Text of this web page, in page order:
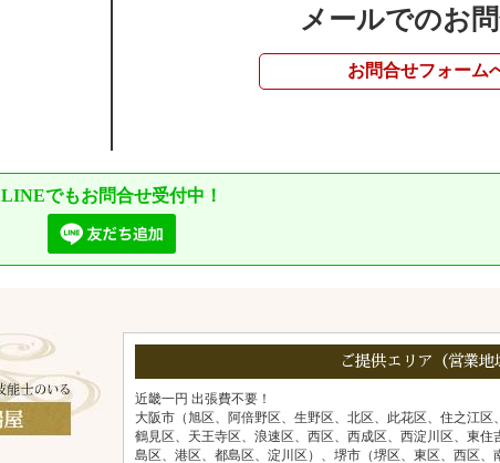
メールでのお
お問合せフォーム
LINEでもお問合せ受付中！
ご提供エリア（営業地
近畿一円 出張費不要！
大阪市（旭区、阿倍野区、生野区、北区、此花区、住之江区
鶴見区、天王寺区、浪速区、西区、西成区、西淀川区、東
島区、港区、都島区、淀川区）、堺市（堺区、東区、西区、